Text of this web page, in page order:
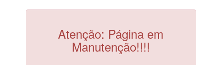
Atenção: Página em
Manutenção!!!!